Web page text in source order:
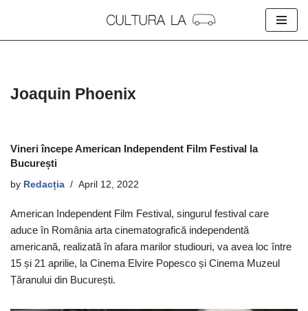
Joaquin Phoenix
Vineri începe American Independent Film Festival la
București
by Redacția April 12, 2022
American Independent Film Festival, singurul festival care
aduce în România arta cinematografică independentă
americană, realizată în afara marilor studiouri, va avea loc între
15 și 21 aprilie, la Cinema Elvire Popesco și Cinema Muzeul
Țăranului din București.